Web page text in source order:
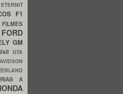
ETERNIT
F1
FILMES
FORD
GM
GTA
A